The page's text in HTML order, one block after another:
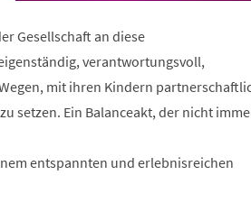
Gesellschaft an diese
verantwortungsvoll,
mit ihren Kindern
setzen. Ein Balanceakt, der nicht
entspannten und erlebnisreichen